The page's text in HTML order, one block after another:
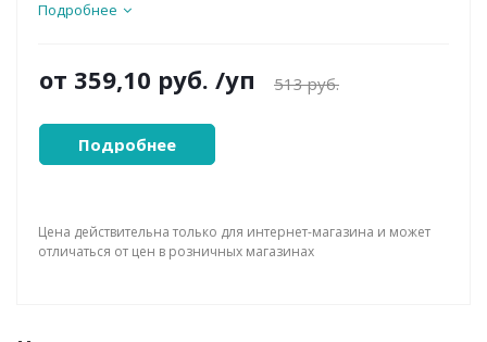
Подробнее
от 359,10 руб. /уп 513 руб.
Подробнее
Цена действительна только для интернет-магазина и может
отличаться от цен в розничных магазинах